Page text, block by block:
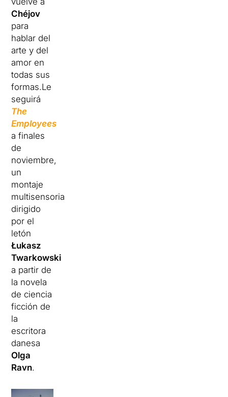
Chéjov
para
hablar del
arte y del
amor en
todas sus
formas.Le
seguirá
The
Employees
a finales
de
noviembre,
un
montaje
multisensorial
dirigido
por el
letón
Łukasz
Twarkowski
a partir de
la novela
de ciencia
ficción de
la
escritora
danesa
Olga
Ravn.